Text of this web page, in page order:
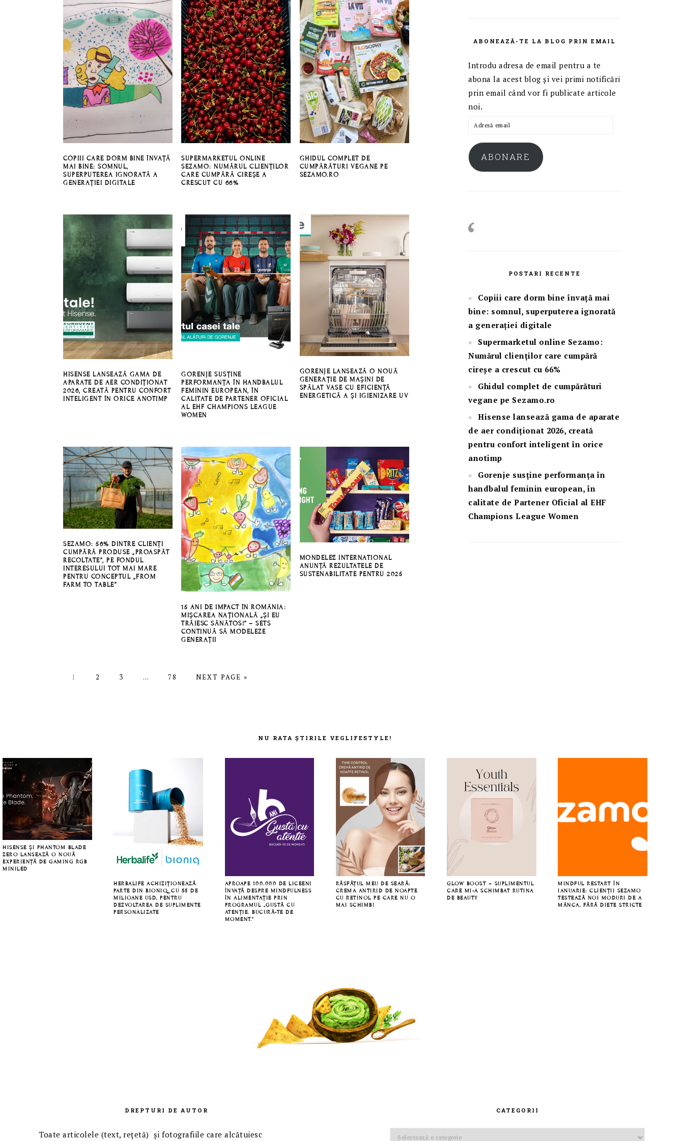
COPIII CARE DORM BINE ÎNVAȚĂ
MAI BINE: SOMNUL,
SUPERPUTEREA IGNORATĂ A
GENERAȚIEI DIGITALE
SUPERMARKETUL ONLINE
SEZAMO: NUMĂRUL CLIENȚILOR
CARE CUMPĂRĂ CIREȘE A
CRESCUT CU 66%
GHIDUL COMPLET DE
CUMPĂRĂTURI VEGANE PE
SEZAMO.RO
HISENSE LANSEAZĂ GAMA DE
APARATE DE AER CONDIȚIONAT
2026, CREATĂ PENTRU CONFORT
INTELIGENT ÎN ORICE ANOTIMP
GORENJE SUSȚINE
PERFORMANȚA ÎN HANDBALUL
FEMININ EUROPEAN, ÎN
CALITATE DE PARTENER OFICIAL
AL EHF CHAMPIONS LEAGUE
WOMEN
GORENJE LANSEAZĂ O NOUĂ
GENERAȚIE DE MAȘINI DE
SPĂLAT VASE CU EFICIENȚĂ
ENERGETICĂ A ȘI IGIENIZARE UV
SEZAMO: 56% DINTRE CLIENȚI
CUMPĂRĂ PRODUSE „PROASPĂT
RECOLTATE”, PE FONDUL
INTERESULUI TOT MAI MARE
PENTRU CONCEPTUL „FROM
FARM TO TABLE”
15 ANI DE IMPACT ÎN ROMÂNIA:
MIȘCAREA NAȚIONALĂ „ȘI EU
TRĂIESC SĂNĂTOS!” – SETS
CONTINUĂ SĂ MODELEZE
GENERAȚII
MONDELĒZ INTERNATIONAL
ANUNȚĂ REZULTATELE DE
SUSTENABILITATE PENTRU 2025
PAGINĂ
1 PAGINĂ
2 PAGINĂ
3
Interim
… PAGINĂ
78
GO
NEXT PAGE »
ABONEAZĂ-TE LA BLOG PRIN EMAIL
Introdu adresa de email pentru a te
abona la acest blog și vei primi notificări
prin email când vor fi publicate articole
noi.
Adresă
ABONARE
POSTARI RECENTE
Copiii care dorm bine învață mai
bine: somnul, superputerea ignorată
a generației digitale
Supermarketul online Sezamo:
Numărul clienților care cumpără
cireșe a crescut cu 66%
Ghidul complet de cumpărături
vegane pe Sezamo.ro
Hisense lansează gama de aparate
de aer condiționat 2026, creată
pentru confort inteligent în orice
anotimp
Gorenje susține performanța în
handbalul feminin european, în
calitate de Partener Oficial al EHF
Champions League Women
NU RATA ȘTIRILE VEGLIFESTYLE!
HISENSE ȘI PHANTOM BLADE
ZERO LANSEAZĂ O NOUĂ
EXPERIENȚĂ DE GAMING RGB
MINILED
HERBALIFE ACHIZIȚIONEAZĂ
PARTE DIN BIONIQ, CU 55 DE
MILIOANE USD, PENTRU
DEZVOLTAREA DE SUPLIMENTE
PERSONALIZATE
APROAPE 100.000 DE LICEENI
ÎNVAȚĂ DESPRE MINDFULNESS
ÎN ALIMENTAȚIE PRIN
PROGRAMUL „GUSTĂ CU
ATENȚIE. BUCURĂ-TE DE
MOMENT.”
RĂSFĂȚUL MEU DE SEARĂ:
CREMA ANTIRID DE NOAPTE
CU RETINOL PE CARE NU O
MAI SCHIMB!
GLOW BOOST – SUPLIMENTUL
CARE MI-A SCHIMBAT RUTINA
DE BEAUTY
MINDFUL RESTART ÎN
IANUARIE: CLIENȚII SEZAMO
TESTEAZĂ NOI MODURI DE A
MÂNCA, FĂRĂ DIETE STRICTE
DREPTURI DE AUTOR
Toate articolele (text, reţetă) și fotografiile care alcătuiesc
CATEGORII
Categorii